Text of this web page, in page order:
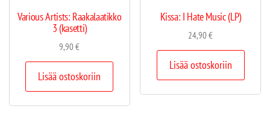
Various Artists: Raakalaatikko
3 (kasetti)
9,90€
Lisää ostoskoriin
Kissa: I Hate Music (LP)
24,90€
Lisää ostoskoriin